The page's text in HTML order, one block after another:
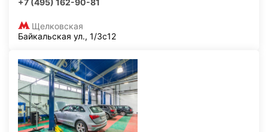
+7 (495) 162-90-81
Щелковская
Байкальская ул., 1/3с12